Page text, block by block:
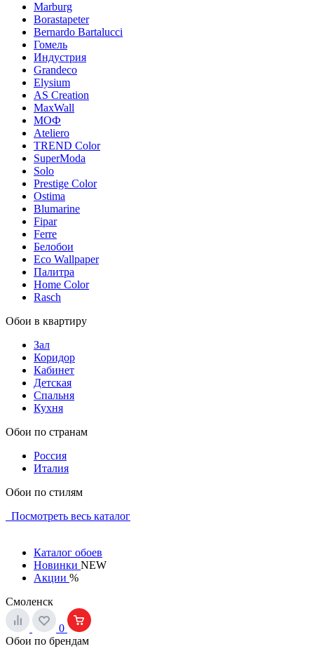
Marburg
Borastapeter
Bernardo Bartalucci
Гомель
Индустрия
Grandeco
Elysium
AS Creation
MaxWall
МОФ
Ateliero
TREND Color
SuperModa
Solo
Prestige Color
Ostima
Blumarine
Fipar
Ferre
Белобои
Eco Wallpaper
Палитра
Home Color
Rasch
Обои в квартиру
Зал
Коридор
Кабинет
Детская
Спальня
Кухня
Обои по странам
Россия
Италия
Обои по стилям
Посмотреть весь каталог
Каталог обоев
Новинки NEW
Акции %
Смоленск
0
Обои по брендам